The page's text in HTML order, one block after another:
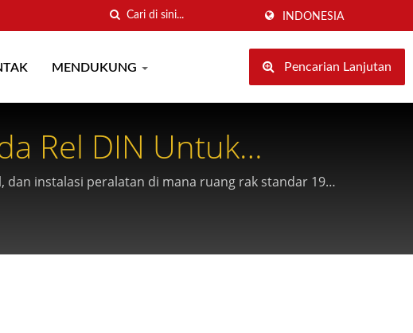
INDONESIA
MENDUKUNG Pencarian Lanjutan
Rel DIN Untuk
instalasi peralatan di mana ruang rak standar 19